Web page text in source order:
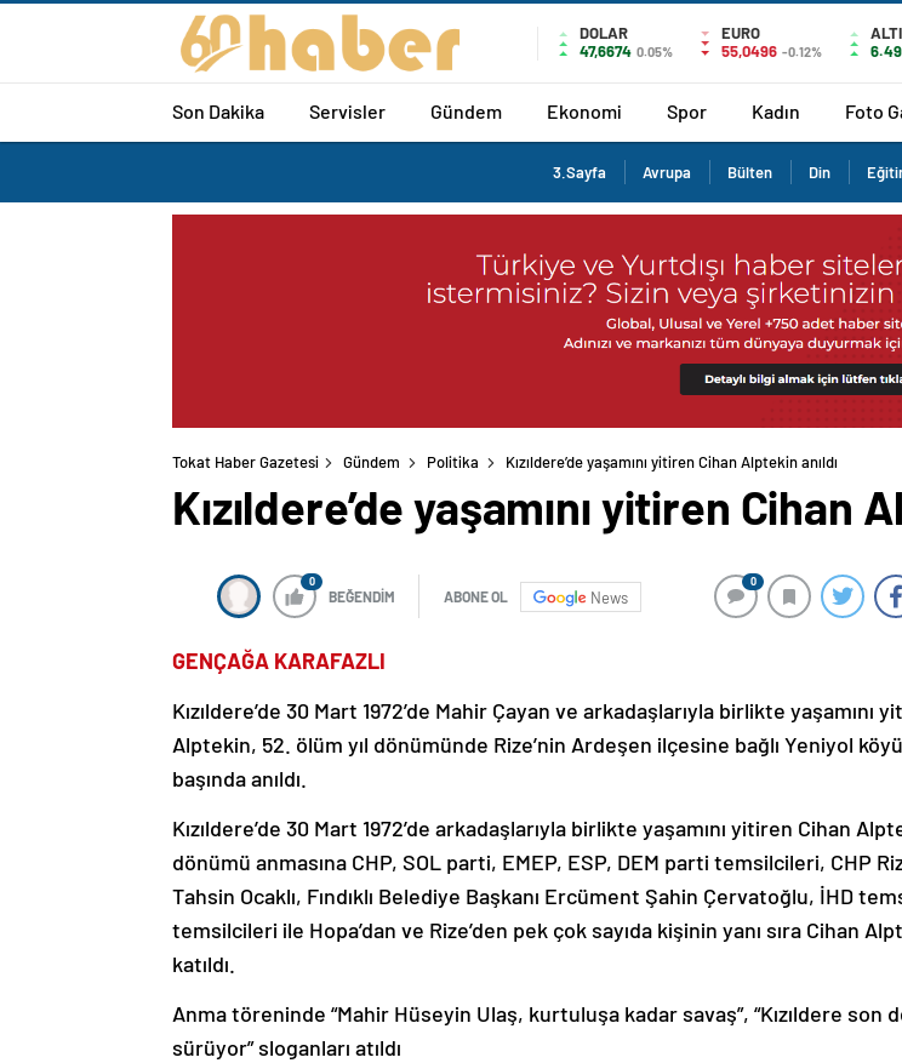
DOLAR
47,6674 0.05%
EURO
55,0496 -0.12%
Son Dakika Servisler Gündem Ekonomi Spor Kadın Foto
3.Sayfa Avrupa Bülten Din
Tokat Haber Gazetesi Gündem Politika Kızıldere’de yaşamını yitiren Cihan Alptekin anıldı
Kızıldere’de yaşamını yitiren Cihan
0
BEĞENDİM ABONE OL News
0
GENÇAĞA KARAFAZLI
Kızıldere’de 30 Mart 1972’de Mahir Çayan ve arkadaşlarıyla birlikte yaşamını
Alptekin, 52. ölüm yıl dönümünde Rize’nin Ardeşen ilçesine bağlı Yeniyol
başında anıldı.
Kızıldere’de 30 Mart 1972’de arkadaşlarıyla birlikte yaşamını yitiren Cihan
dönümü anmasına CHP, SOL parti, EMEP, ESP, DEM parti temsilcileri, CHP
Tahsin Ocaklı, Fındıklı Belediye Başkanı Ercüment Şahin Çervatoğlu, İHD
temsilcileri ile Hopa’dan ve Rize’den pek çok sayıda kişinin yanı sıra Cihan
katıldı.
Anma töreninde “Mahir Hüseyin Ulaş, kurtuluşa kadar savaş”, “Kızıldere son
sürüyor” sloganları atıldı